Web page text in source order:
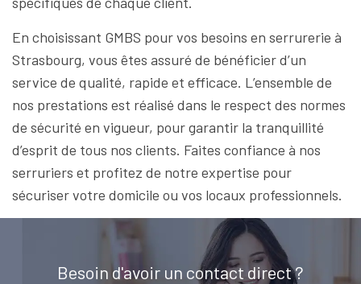
En choisissant GMBS pour vos besoins en serrurerie à
Strasbourg, vous êtes assuré de bénéficier d’un
service de qualité, rapide et efficace. L’ensemble de
nos prestations est réalisé dans le respect des normes
de sécurité en vigueur, pour garantir la tranquillité
d’esprit de tous nos clients. Faites confiance à nos
serruriers et profitez de notre expertise pour
sécuriser votre domicile ou vos locaux professionnels.
Besoin d'avoir un contact direct ?